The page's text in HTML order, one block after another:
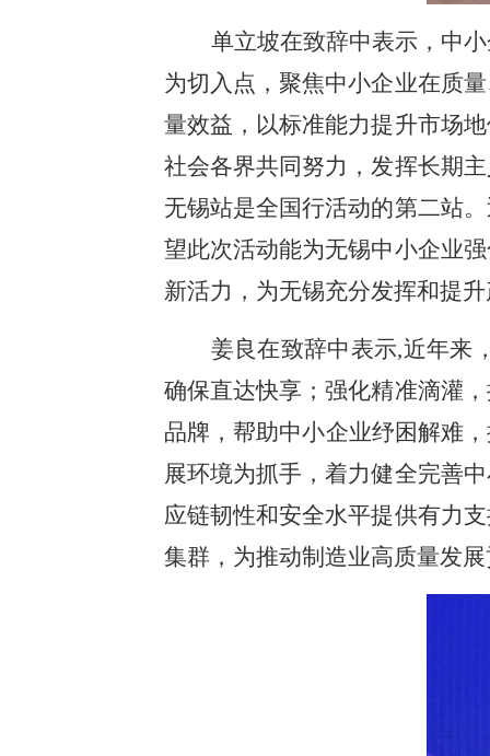
单立坡在致辞中表示，中
为切入点，聚焦中小企业在质
量效益，以标准能力提升市场
社会各界共同努力，发挥长期
无锡站是全国行活动的第二站
望此次活动能为无锡中小企业
新活力，为无锡充分发挥和提
姜良在致辞中表示,近年来
确保直达快享；强化精准滴灌
品牌，帮助中小企业纾困解难
展环境为抓手，着力健全完善
应链韧性和安全水平提供有力
集群，为推动制造业高质量发